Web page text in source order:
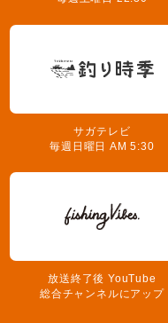
サガテレビ
毎週日曜日 AM 5:30
放送終了後 YouTube
総合チャンネルにアップ